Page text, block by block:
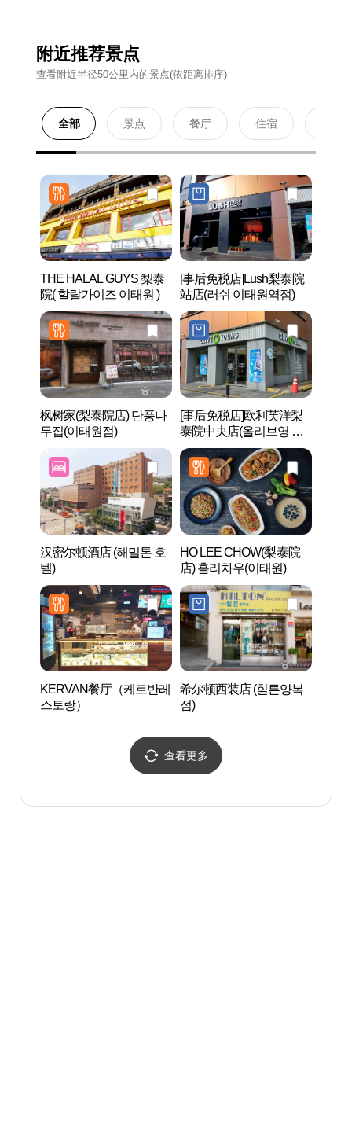
附近推荐景点
查看附近半径50公里內的景点(依距离排序)
全部 景点 餐厅 住宿
THE HALAL GUYS 梨泰
院( 할랄가이즈 이태원 )
[事后免税店]Lush梨泰院
站店(러쉬 이태원역점)
枫树家(梨泰院店) 단풍나
무집(이태원점)
[事后免税店]欧利芙洋梨
泰院中央店(올리브영 이
태원중앙점)
汉密尔顿酒店 (해밀톤 호
텔)
HO LEE CHOW(梨泰院
店) 홀리차우(이태원)
KERVAN餐厅（케르반레
스토랑）
希尔顿西装店 (힐튼양복
점)
查看更多